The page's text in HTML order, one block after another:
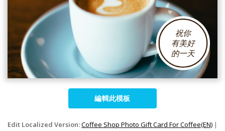
編輯此模板
Edit Localized Version:Coffee Shop Photo Gift Card For Coffee(EN) |